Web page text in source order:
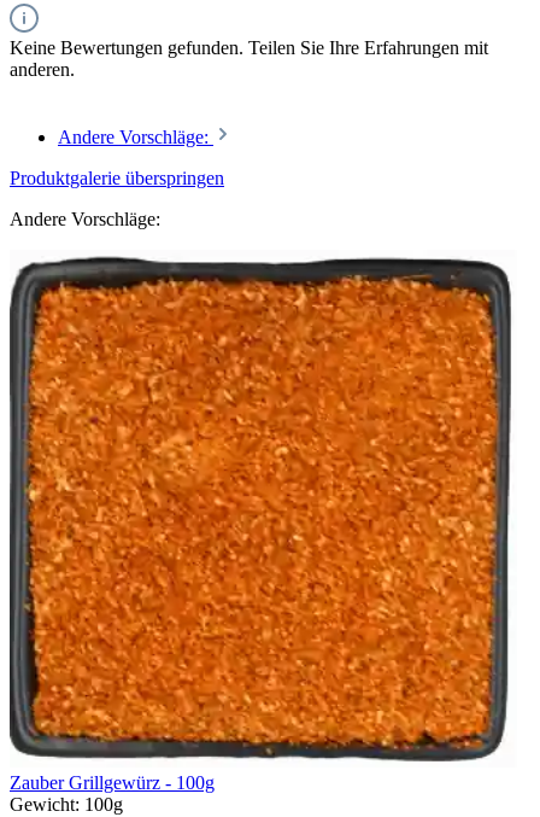
Keine Bewertungen gefunden. Teilen Sie Ihre Erfahrungen mit
anderen.
Andere Vorschläge:
Produktgalerie überspringen
Andere Vorschläge:
Zauber Grillgewürz - 100g
Gewicht: 100g